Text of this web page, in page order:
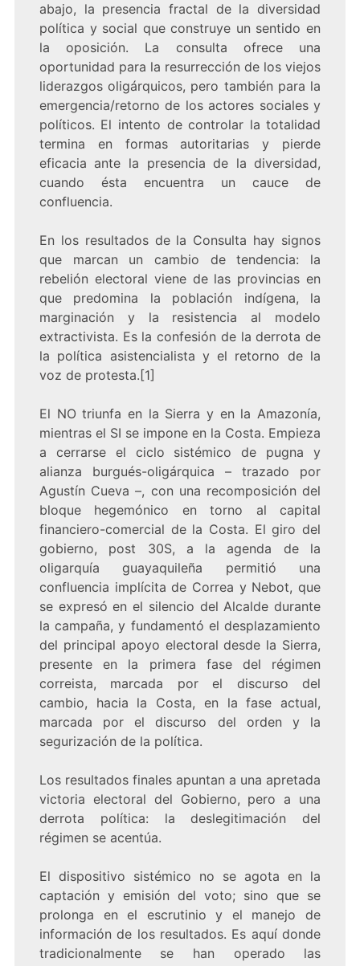
abajo, la presencia fractal de la diversidad
política y social que construye un sentido en
la oposición. La consulta ofrece una
oportunidad para la resurrección de los viejos
liderazgos oligárquicos, pero también para la
emergencia/retorno de los actores sociales y
políticos. El intento de controlar la totalidad
termina en formas autoritarias y pierde
eficacia ante la presencia de la diversidad,
cuando ésta encuentra un cauce de
confluencia.
En los resultados de la Consulta hay signos
que marcan un cambio de tendencia: la
rebelión electoral viene de las provincias en
que predomina la población indígena, la
marginación y la resistencia al modelo
extractivista. Es la confesión de la derrota de
la política asistencialista y el retorno de la
voz de protesta.[1]
El NO triunfa en la Sierra y en la Amazonía,
mientras el SI se impone en la Costa. Empieza
a cerrarse el ciclo sistémico de pugna y
alianza burgués-oligárquica – trazado por
Agustín Cueva –, con una recomposición del
bloque hegemónico en torno al capital
financiero-comercial de la Costa. El giro del
gobierno, post 30S, a la agenda de la
oligarquía guayaquileña permitió una
confluencia implícita de Correa y Nebot, que
se expresó en el silencio del Alcalde durante
la campaña, y fundamentó el desplazamiento
del principal apoyo electoral desde la Sierra,
presente en la primera fase del régimen
correista, marcada por el discurso del
cambio, hacia la Costa, en la fase actual,
marcada por el discurso del orden y la
segurización de la política.
Los resultados finales apuntan a una apretada
victoria electoral del Gobierno, pero a una
derrota política: la deslegitimación del
régimen se acentúa.
El dispositivo sistémico no se agota en la
captación y emisión del voto; sino que se
prolonga en el escrutinio y el manejo de
información de los resultados. Es aquí donde
tradicionalmente se han operado las